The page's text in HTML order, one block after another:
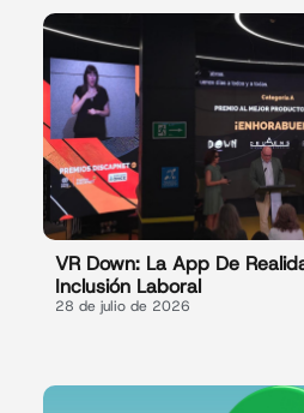
VR Down: La App De
Inclusión Laboral
28 de julio de 2026